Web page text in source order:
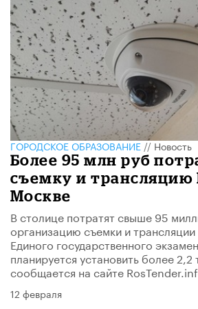
ГОРОДСКОЕ ОБРАЗОВАНИЕ//Новость
Более 95 млн руб
съемку и трансляцию
Москве
В столице потратят свыше 95
организацию съемки и
Единого государственного
планируется установить более
сообщается на сайте
12 февраля